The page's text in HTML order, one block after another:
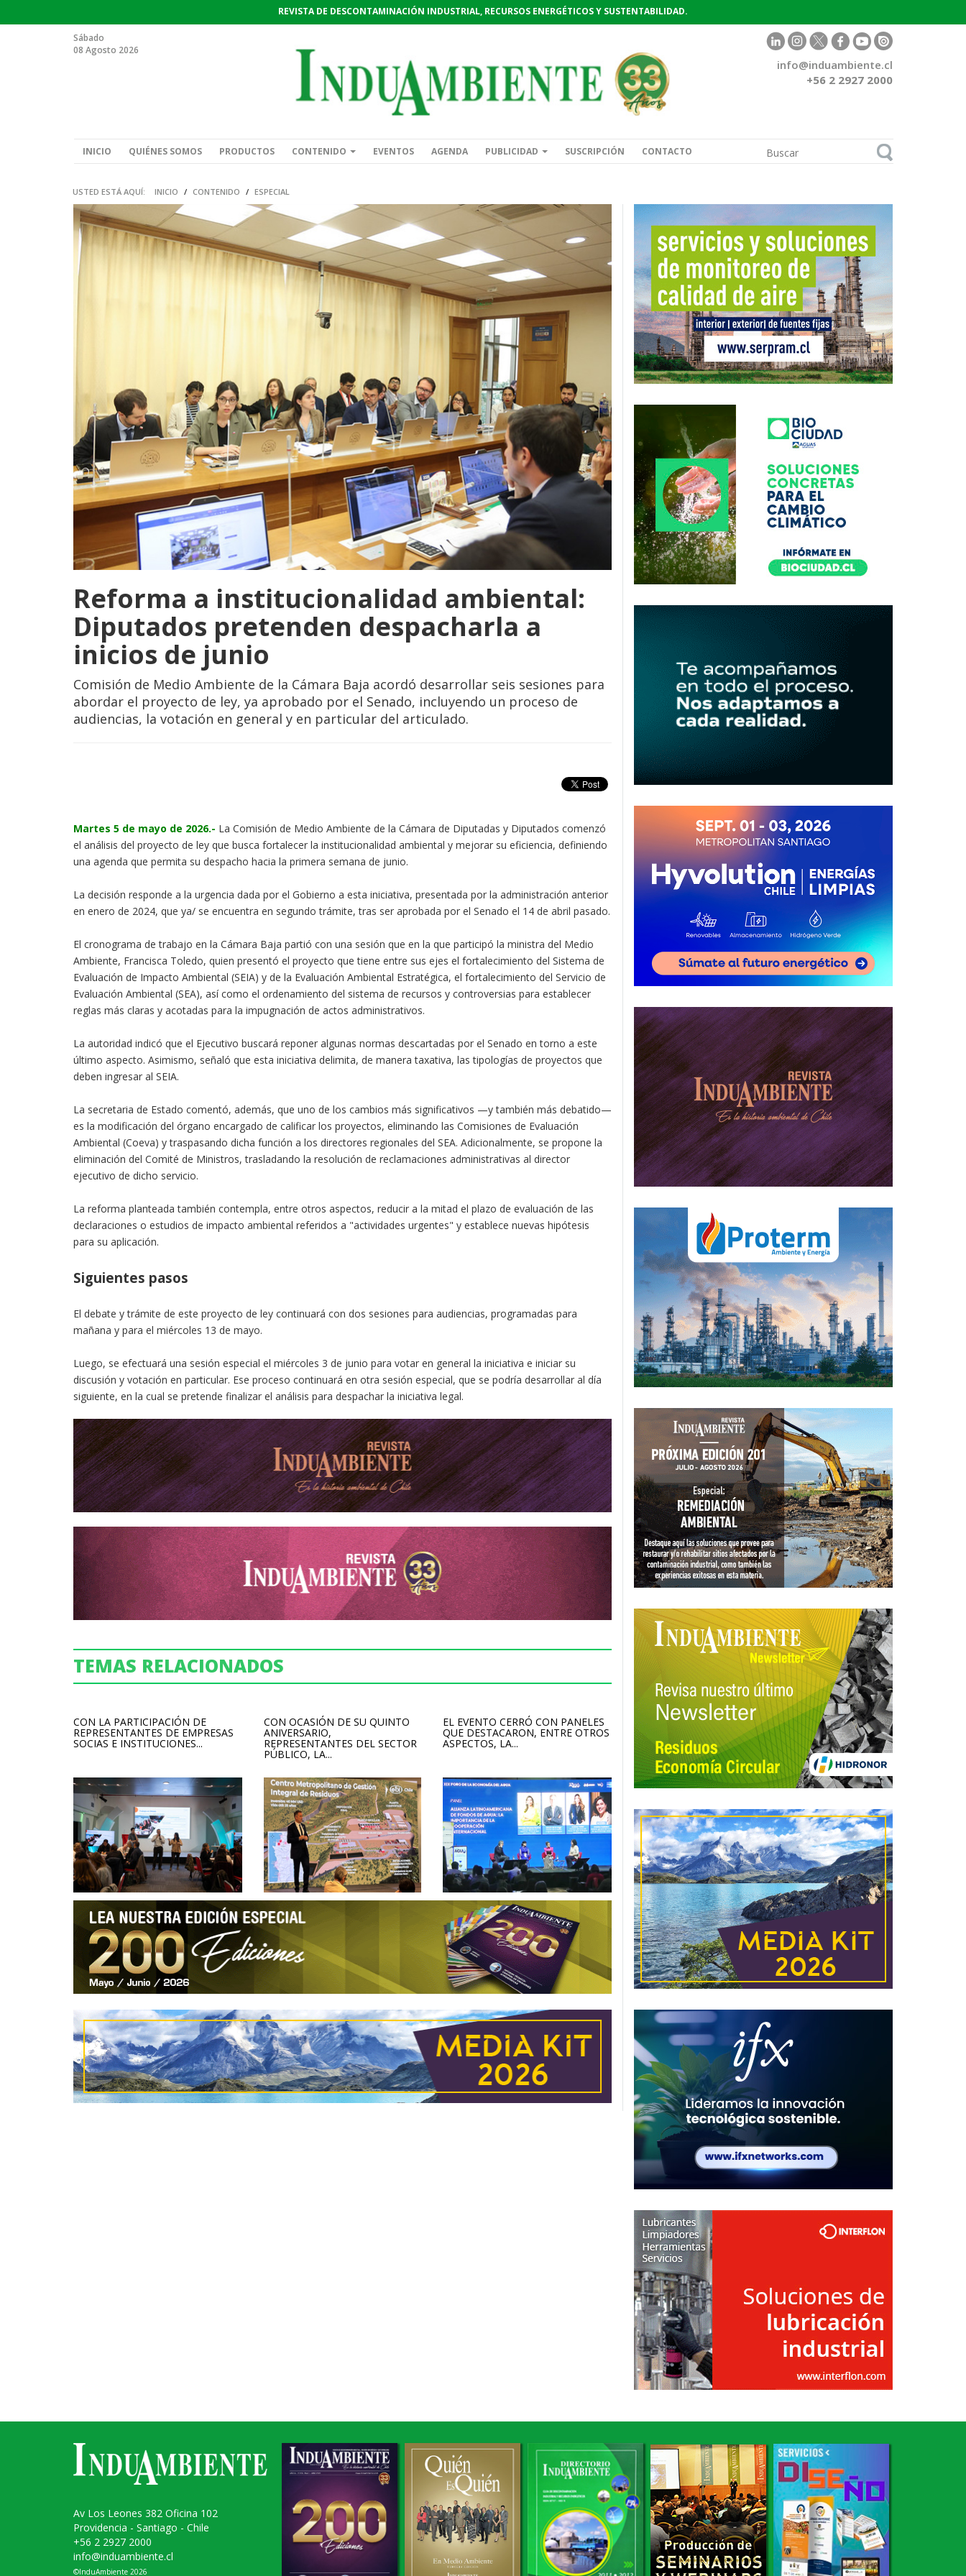
REVISTA DE DESCONTAMINACIÓN INDUSTRIAL, RECURSOS ENERGÉTICOS Y SUSTENTABILIDAD.
Sábado
08 Agosto 2026
info@induambiente.cl
+56 2 2927 2000
INICIO QUIÉNES SOMOS PRODUCTOS CONTENIDO EVENTOS AGENDA PUBLICIDAD SUSCRIPCIÓN CONTACTO
USTED ESTÁ AQUÍ: INICIO / CONTENIDO / ESPECIAL
Reforma a institucionalidad ambiental:
Diputados pretenden despacharla a
inicios de junio
Comisión de Medio Ambiente de la Cámara Baja acordó desarrollar seis sesiones para
abordar el proyecto de ley, ya aprobado por el Senado, incluyendo un proceso de
audiencias, la votación en general y en particular del articulado.
Martes 5 de mayo de 2026.- La Comisión de Medio Ambiente de la Cámara de Diputadas y Diputados comenzó
el análisis del proyecto de ley que busca fortalecer la institucionalidad ambiental y mejorar su eficiencia, definiendo
una agenda que permita su despacho hacia la primera semana de junio.
La decisión responde a la urgencia dada por el Gobierno a esta iniciativa, presentada por la administración anterior
en enero de 2024, que ya/ se encuentra en segundo trámite, tras ser aprobada por el Senado el 14 de abril pasado.
El cronograma de trabajo en la Cámara Baja partió con una sesión que en la que participó la ministra del Medio
Ambiente, Francisca Toledo, quien presentó el proyecto que tiene entre sus ejes el fortalecimiento del Sistema de
Evaluación de Impacto Ambiental (SEIA) y de la Evaluación Ambiental Estratégica, el fortalecimiento del Servicio de
Evaluación Ambiental (SEA), así como el ordenamiento del sistema de recursos y controversias para establecer
reglas más claras y acotadas para la impugnación de actos administrativos.
La autoridad indicó que el Ejecutivo buscará reponer algunas normas descartadas por el Senado en torno a este
último aspecto. Asimismo, señaló que esta iniciativa delimita, de manera taxativa, las tipologías de proyectos que
deben ingresar al SEIA.
La secretaria de Estado comentó, además, que uno de los cambios más significativos —y también más debatido—
es la modificación del órgano encargado de calificar los proyectos, eliminando las Comisiones de Evaluación
Ambiental (Coeva) y traspasando dicha función a los directores regionales del SEA. Adicionalmente, se propone la
eliminación del Comité de Ministros, trasladando la resolución de reclamaciones administrativas al director
ejecutivo de dicho servicio.
La reforma planteada también contempla, entre otros aspectos, reducir a la mitad el plazo de evaluación de las
declaraciones o estudios de impacto ambiental referidos a "actividades urgentes" y establece nuevas hipótesis
para su aplicación.
Siguientes pasos
El debate y trámite de este proyecto de ley continuará con dos sesiones para audiencias, programadas para
mañana y para el miércoles 13 de mayo.
Luego, se efectuará una sesión especial el miércoles 3 de junio para votar en general la iniciativa e iniciar su
discusión y votación en particular. Ese proceso continuará en otra sesión especial, que se podría desarrollar al día
siguiente, en la cual se pretende finalizar el análisis para despachar la iniciativa legal.
TEMAS RELACIONADOS
CON LA PARTICIPACIÓN DE
REPRESENTANTES DE EMPRESAS
SOCIAS E INSTITUCIONES...
CON OCASIÓN DE SU QUINTO
ANIVERSARIO,
REPRESENTANTES DEL SECTOR
PÚBLICO, LA...
EL EVENTO CERRÓ CON PANELES
QUE DESTACARON, ENTRE OTROS
ASPECTOS, LA...
Av Los Leones 382 Oficina 102
Providencia - Santiago - Chile
+56 2 2927 2000
info@induambiente.cl
©InduAmbiente 2026